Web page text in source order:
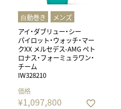
⾃動巻き
メンズ
アイ・ダブリュー・シー
パイロット・ウォッチ・マー
クXX メルセデス-AMG ペト
ロナス・フォーミュラワン・
チーム
IW328210
価格
¥1,097,800